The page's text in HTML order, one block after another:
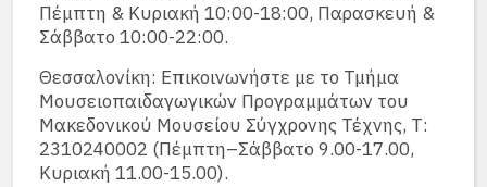
Πέμπτη & Κυριακή 10:00-18:00, Παρασκευή &
Σάββατο 10:00-22:00.
Θεσσαλονίκη: Επικοινωνήστε με το Τμήμα
Μουσειοπαιδαγωγικών Προγραμμάτων του
Μακεδονικού Μουσείου Σύγχρονης Τέχνης, Τ:
2310240002 (Πέμπτη–Σάββατο 9.00-17.00,
Κυριακή 11.00-15.00).